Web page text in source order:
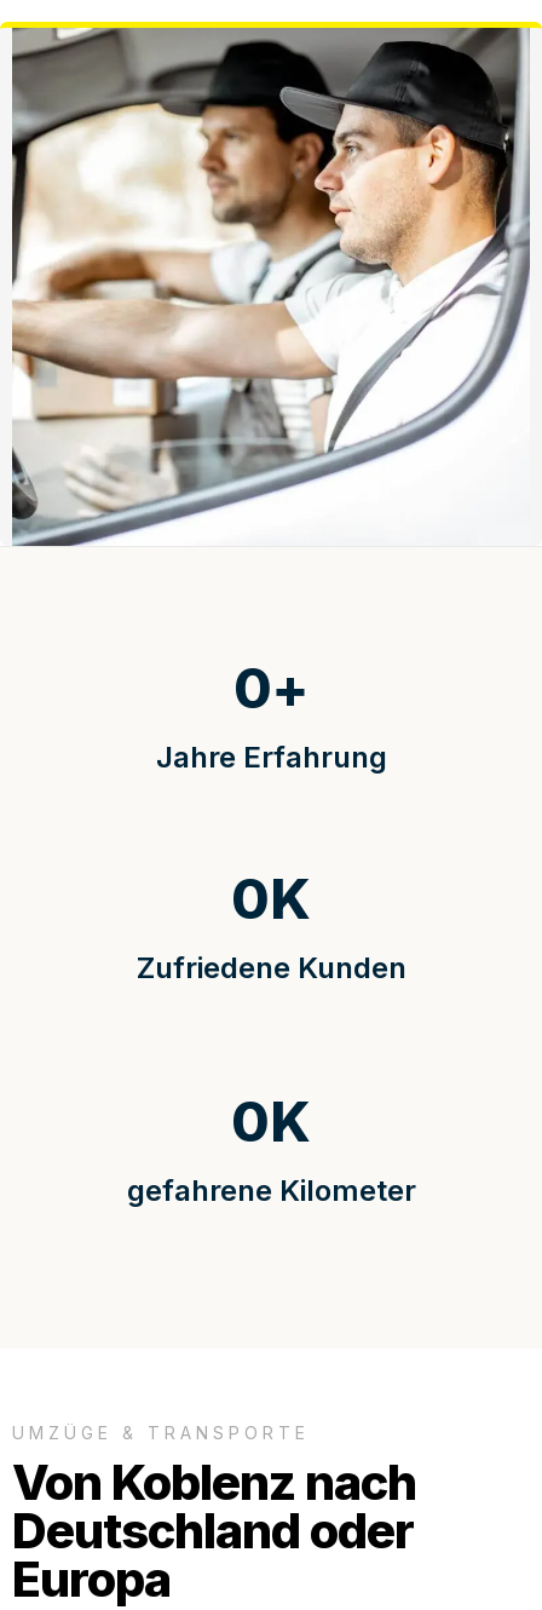
Jahre Erfahrung
0+
Zufriedene Kunden
0K
gefahrene Kilometer
0K
UMZÜGE & TRANSPORTE
Von Koblenz nach
Deutschland oder
Europa